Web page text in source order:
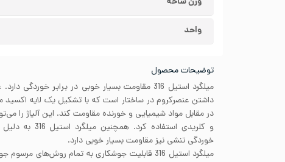
واحد
توضیحات محصول
میلگرد استیل 316 مقاومت بسیار خوبی در برابر
داشتن عنصرکروم در ساختار است که با تشکیل یک لایه اکسید
در مقابل مواد شیمیایی و خورنده مقاومت کند. این آلیاژ را
و کلریدی
خوردگی تنشی نیز مقاومت بسیار خوبی دارد.
میلگرد استیل 316 قابلیت جوشکاری به تمام روش‌های